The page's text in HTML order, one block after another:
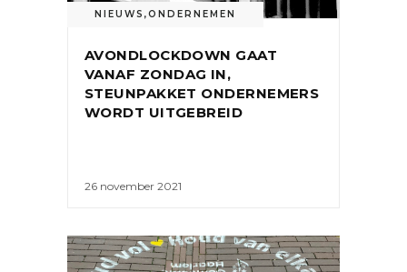
NIEUWS ,ONDERNEMEN
AVONDLOCKDOWN GAAT
VANAF ZONDAG IN,
STEUNPAKKET ONDERNEMERS
WORDT UITGEBREID
26 november 2021